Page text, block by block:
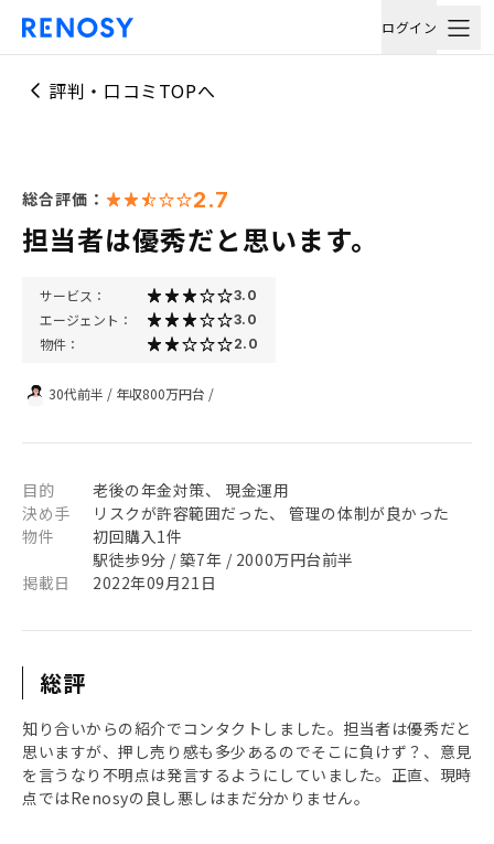
ログイン
評判・口コミTOPへ
総合評価： 2.7
担当者は優秀だと思います。
サービス： 3.0
エージェント： 3.0
物件： 2.0
30代前半 / 年収800万円台 /
目的
老後の年金対策、 現金運用
決め手
リスクが許容範囲だった、 管理の体制が良かった
物件
初回購入1件
駅徒歩9分 / 築7年 / 2000万円台前半
掲載日
2022年09月21日
総評
知り合いからの紹介でコンタクトしました。担当者は優秀だと
思いますが、押し売り感も多少あるのでそこに負けず？、意見
を言うなり不明点は発言するようにしていました。正直、現時
点ではRenosyの良し悪しはまだ分かりません。